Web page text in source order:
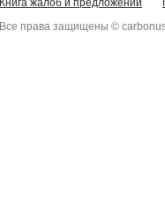
Книга жалоб и предложений
Все права защищены ©